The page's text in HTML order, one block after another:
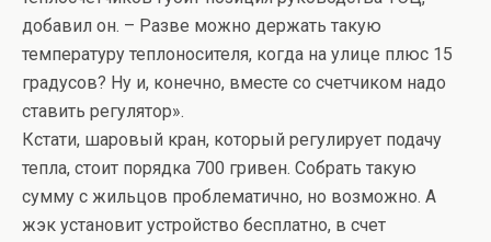
добавил он. – Разве можно держать такую
температуру теплоносителя, когда на улице плюс 15
градусов? Ну и, конечно, вместе со счетчиком надо
ставить регулятор».
Кстати, шаровый кран, который регулирует подачу
тепла, стоит порядка 700 гривен. Собрать такую
сумму с жильцов проблематично, но возможно. А
жэк установит устройство бесплатно, в счет